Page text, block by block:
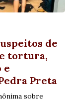
de
tortura,
e
Preta
sobre